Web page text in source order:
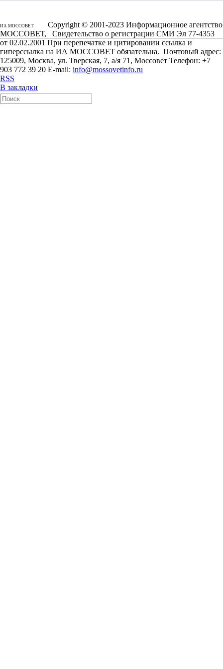
ИА МОССОВЕТ
Copyright © 2001-2023 Информационное агентство
МОССОВЕТ, Свидетельство о регистрации СМИ Эл 77-4353
от 02.02.2001 При перепечатке и цитировании ссылка и
гиперссылка на ИА МОССОВЕТ обязательна. Почтовый адрес:
125009, Москва, ул. Тверская, 7, а/я 71, Моссовет Телефон: +7
903 772 39 20 E-mail: info@mossovetinfo.ru
RSS
В закладки